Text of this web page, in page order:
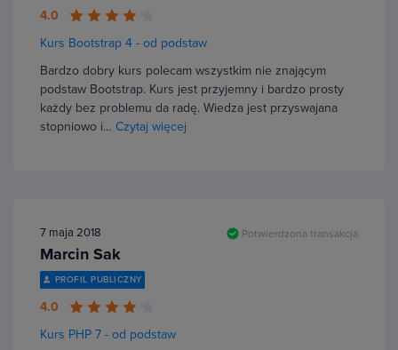
4.0
Kurs Bootstrap 4 - od podstaw
Bardzo dobry kurs polecam wszystkim nie znającym
podstaw Bootstrap. Kurs jest przyjemny i bardzo prosty
każdy bez problemu da radę. Wiedza jest przyswajana
stopniowo i… Czytaj więcej
7 maja 2018 Potwierdzona transakcja
Marcin Sak
PROFIL PUBLICZNY
4.0
Kurs PHP 7 - od podstaw